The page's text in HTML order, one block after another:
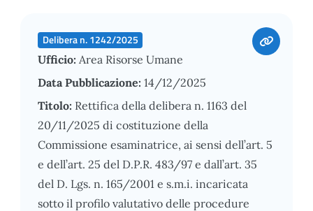
Delibera n. 1242/2025
Ufficio: Area Risorse Umane
Data Pubblicazione: 14/12/2025
Titolo: Rettifica della delibera n. 1163 del
20/11/2025 di costituzione della
Commissione esaminatrice, ai sensi dell’art. 5
e dell’art. 25 del D.P.R. 483/97 e dall’art. 35
del D. Lgs. n. 165/2001 e s.m.i. incaricata
sotto il profilo valutativo delle procedure